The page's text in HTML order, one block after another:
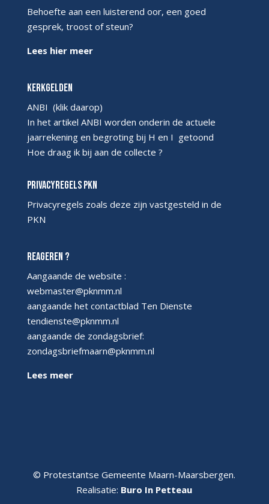
Behoefte aan een luisterend oor, een goed
gesprek, troost of steun?
Lees hier meer
Kerkgelden
ANBI (klik daarop)
In het artikel ANBI worden onderin de actuele
jaarrekening en begroting bij H en I getoond
Hoe draag ik bij aan de collecte ?
Privacyregels PKN
Privacyregels zoals deze zijn vastgesteld in de
PKN
Reageren ?
Aangaande de website :
webmaster@pknmm.nl
aangaande het contactblad Ten Dienste
tendienste@pknmm.nl
aangaande de zondagsbrief:
zondagsbriefmaarn@pknmm.nl
Lees meer
© Protestantse Gemeente Maarn-Maarsbergen.
Realisatie: Buro In Petteau